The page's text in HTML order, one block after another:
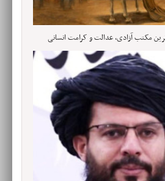
مکتب آزادی، عدالت و کرامت انسانی